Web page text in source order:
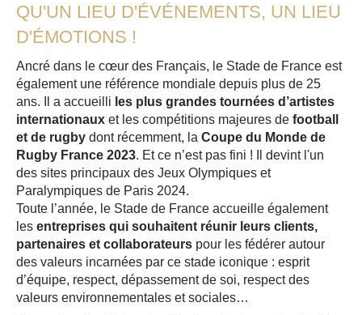
QU'UN LIEU D'ÉVÉNEMENTS, UN LIEU
D'ÉMOTIONS !
Ancré dans le cœur des Français, le Stade de France est
également une référence mondiale depuis plus de 25
ans. Il a accueilli les plus grandes tournées d’artistes
internationaux et les compétitions majeures de football
et de rugby dont récemment, la Coupe du Monde de
Rugby France 2023. Et ce n’est pas fini ! Il devint l'un
des sites principaux des Jeux Olympiques et
Paralympiques de Paris 2024.
Toute l’année, le Stade de France accueille également
les entreprises qui souhaitent réunir leurs clients,
partenaires et collaborateurs pour les fédérer autour
des valeurs incarnées par ce stade iconique : esprit
d’équipe, respect, dépassement de soi, respect des
valeurs environnementales et sociales…